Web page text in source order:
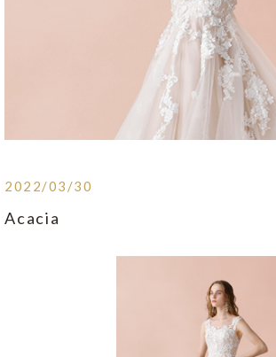
2022/03/30
Acacia